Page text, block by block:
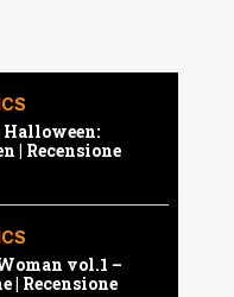
| Recensione
vol.1 –
| Recensione